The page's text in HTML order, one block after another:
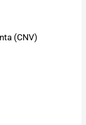
(CNV)